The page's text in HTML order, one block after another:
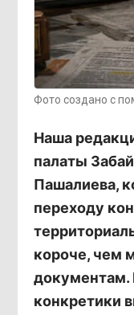
Фото создано с
Наша
палаты
Пашалиева,
переходу
короче, чем
документам.
конкретики